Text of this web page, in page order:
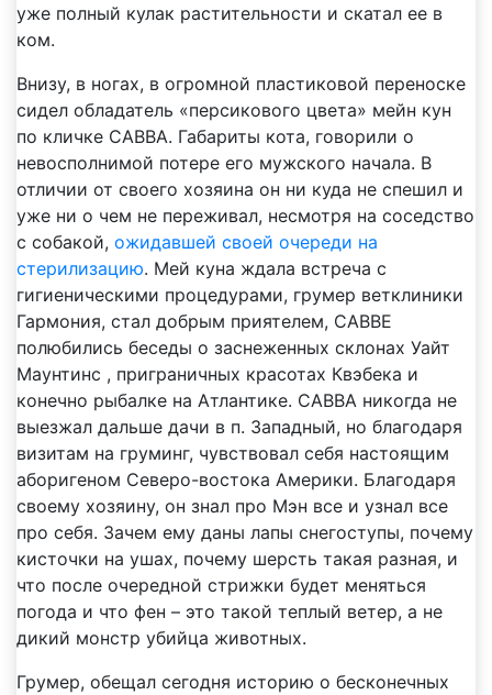
уже полный кулак растительности и скатал ее в
ком.
Внизу, в ногах, в огромной пластиковой переноске
сидел обладатель «персикового цвета» мейн кун
по кличке САВВА. Габариты кота, говорили о
невосполнимой потере его мужского начала. В
отличии от своего хозяина он ни куда не спешил и
уже ни о чем не переживал, несмотря на соседство
с собакой, ожидавшей своей очереди на
стерилизацию. Мей куна ждала встреча с
гигиеническими процедурами, грумер ветклиники
Гармония, стал добрым приятелем, САВВЕ
полюбились беседы о заснеженных склонах Уайт
Маунтинс , приграничных красотах Квэбека и
конечно рыбалке на Атлантике. САВВА никогда не
выезжал дальше дачи в п. Западный, но благодаря
визитам на груминг, чувствовал себя настоящим
аборигеном Северо-востока Америки. Благодаря
своему хозяину, он знал про Мэн все и узнал все
про себя. Зачем ему даны лапы снегоступы, почему
кисточки на ушах, почему шерсть такая разная, и
что после очередной стрижки будет меняться
погода и что фен – это такой теплый ветер, а не
дикий монстр убийца животных.
Грумер, обещал сегодня историю о бесконечных